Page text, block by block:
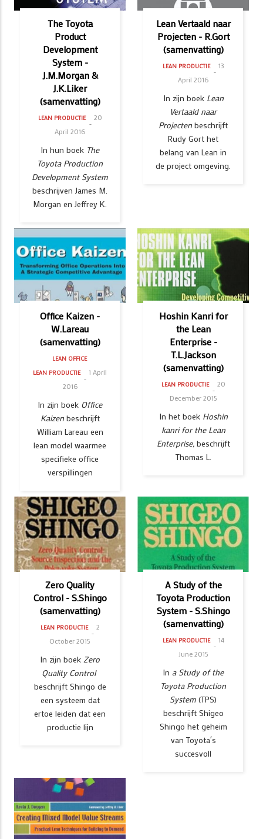
The Toyota
Product
Development
System -
J.M.Morgan &
J.K.Liker
(samenvatting)
LEAN PRODUCTIE
20
April 2016
In hun boek The
Toyota Production
Development System
beschrijven James M.
Morgan en Jeffrey K.
Lean Vertaald naar
Projecten - R.Gort
(samenvatting)
LEAN PRODUCTIE
13
April 2016
In zijn boek Lean
Vertaald naar
Projecten beschrijft
Rudy Gort het
belang van Lean in
de project omgeving.
Office Kaizen -
W.Lareau
(samenvatting)
LEAN OFFICE
LEAN PRODUCTIE
1 April
2016
In zijn boek Office
Kaizenbeschrijft
William Lareau een
lean model waarmee
specifieke office
verspillingen
Hoshin Kanri for
the Lean
Enterprise -
T.L.Jackson
(samenvatting)
LEAN PRODUCTIE
20
December 2015
In het boek Hoshin
kanri for the Lean
Enterprise,beschrijft
Thomas L.
Zero Quality
Control - S.Shingo
(samenvatting)
LEAN PRODUCTIE
2
October 2015
In zijn boek Zero
Quality Control
beschrijft Shingo de
een systeem dat
ertoe leiden dat een
productie lijn
A Study of the
Toyota Production
System - S.Shingo
(samenvatting)
LEAN PRODUCTIE
14
June 2015
In a Study of the
Toyota Production
System (TPS)
beschrijft Shigeo
Shingo het geheim
van Toyota´s
succesvoll